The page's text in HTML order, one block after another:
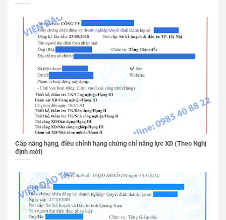
Cấp nâng hạng, điều chỉnh hạng chứng chỉ năng lực XD (Theo Nghị
định mới)